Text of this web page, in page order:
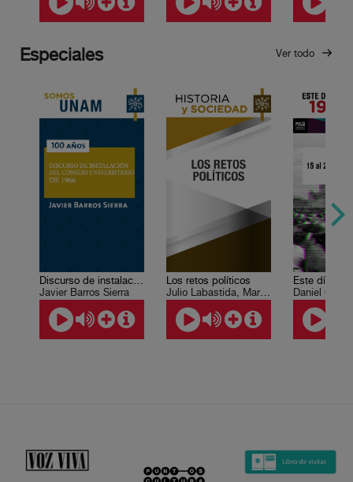
Especiales Ver todo
Discurso de instalación del Consejo Universitario de 1966
Javier Barros Sierra
Los retos políticos
Julio Labastida, Martín del Campo, José Woldenberg
Daniel Cazés